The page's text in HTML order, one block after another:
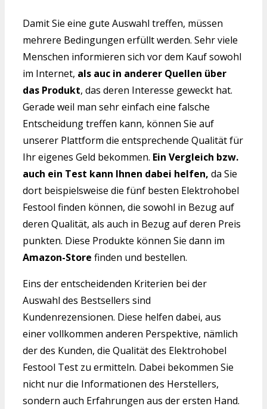
Damit Sie eine gute Auswahl treffen, müssen
mehrere Bedingungen erfüllt werden. Sehr viele
Menschen informieren sich vor dem Kauf sowohl
im Internet, als auc in anderer Quellen über
das Produkt, das deren Interesse geweckt hat.
Gerade weil man sehr einfach eine falsche
Entscheidung treffen kann, können Sie auf
unserer Plattform die entsprechende Qualität für
Ihr eigenes Geld bekommen. Ein Vergleich bzw.
auch ein Test kann Ihnen dabei helfen, da Sie
dort beispielsweise die fünf besten Elektrohobel
Festool finden können, die sowohl in Bezug auf
deren Qualität, als auch in Bezug auf deren Preis
punkten. Diese Produkte können Sie dann im
Amazon-Store finden und bestellen.
Eins der entscheidenden Kriterien bei der
Auswahl des Bestsellers sind
Kundenrezensionen. Diese helfen dabei, aus
einer vollkommen anderen Perspektive, nämlich
der des Kunden, die Qualität des Elektrohobel
Festool Test zu ermitteln. Dabei bekommen Sie
nicht nur die Informationen des Herstellers,
sondern auch Erfahrungen aus der ersten Hand.